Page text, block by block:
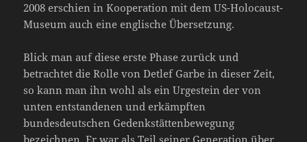
2008 erschien in Kooperation mit dem US-Holocaust-
Museum auch eine englische Übersetzung.
Blick man auf diese erste Phase zurück und
betrachtet die Rolle von Detlef Garbe in dieser Zeit,
so kann man ihn wohl als ein Urgestein der von
unten entstandenen und erkämpften
bundesdeutschen Gedenkstättenbewegung